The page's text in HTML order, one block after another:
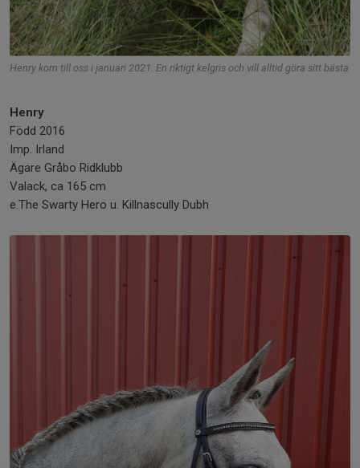
Henry kom till oss i januari 2021. En riktigt kelgris och vill alltid göra sitt bästa
Henry
Född 2016
Imp. Irland
Ägare Gråbo Ridklubb
Valack, ca 165 cm
e.The Swarty Hero u. Killnascully Dubh